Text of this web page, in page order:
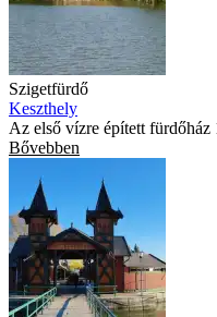
Szigetfürdő
Keszthely
Az első vízre épített
Bővebben